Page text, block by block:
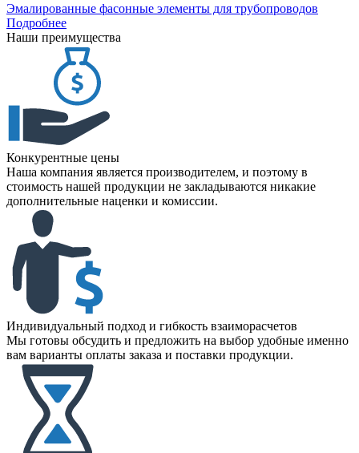
Эмалированные фасонные элементы для трубопроводов
Подробнее
Наши преимущества
Конкурентные цены
Наша компания является производителем, и поэтому в
стоимость нашей продукции не закладываются никакие
дополнительные наценки и комиссии.
Индивидуальный подход и гибкость взаиморасчетов
Мы готовы обсудить и предложить на выбор удобные именно
вам варианты оплаты заказа и поставки продукции.